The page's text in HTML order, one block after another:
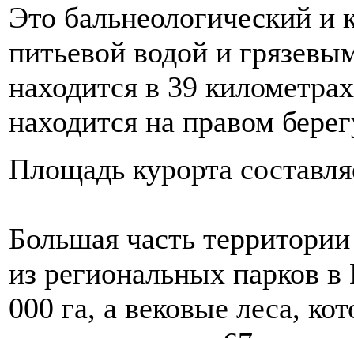
Это бальнеологический и
питьевой водой и
находится в 39
находится на правом
Площадь курорта
Большая часть
из региональных парков
000 га, а вековые леса,